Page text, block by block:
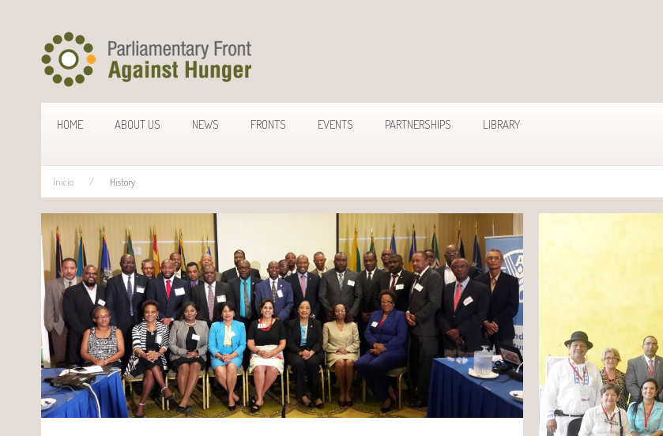
HOME ABOUT US NEWS FRONTS EVENTS PARTNERSHIPS LIBRARY
Inicio History